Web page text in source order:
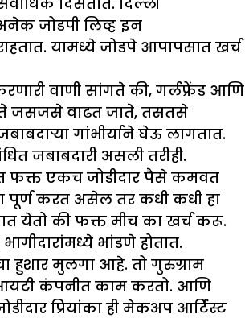
जोडपी लिव्ह इन
यामध्ये जोडपे आपापसात खर्च
वाणी सांगते की, गर्लफ्रेंड आणि
जसजसे वाढत जाते, तसतसे
जबाबदाऱ्या गांभीर्याने घेऊ लागतात.
जबाबदारी असली तरीही.
फक्त एकच जोडीदार पैसे कमवत
पूर्ण करत असेल तर कधी कधी हा
येतो की फक्त मीच का खर्च करू.
भांडणे होतात.
हुशार मुलगा आहे. तो गुरुग्राम
कंपनीत काम करतो. आणि
प्रियांका ही मेकअप आर्टिस्ट